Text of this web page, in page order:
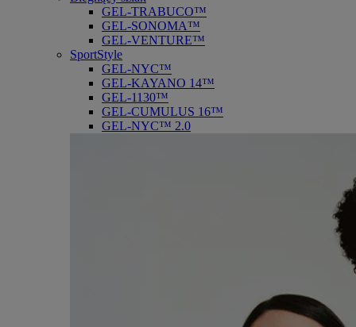
GEL-TRABUCO™
GEL-SONOMA™
GEL-VENTURE™
SportStyle
GEL-NYC™
GEL-KAYANO 14™
GEL-1130™
GEL-CUMULUS 16™
GEL-NYC™ 2.0